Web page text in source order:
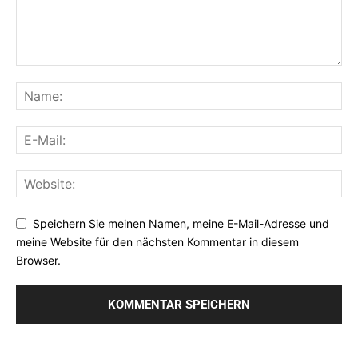
Speichern Sie meinen Namen, meine E-Mail-Adresse und
meine Website für den nächsten Kommentar in diesem
Browser.